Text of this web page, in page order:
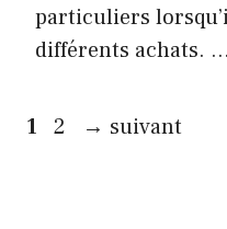
particuliers
différents achats. …
Page
1 Page
2 → suivant